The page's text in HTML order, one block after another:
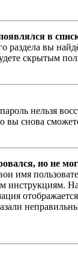
в
раздела вы
скрытым
нельзя
вы снова
но не
имя
инструкциям.